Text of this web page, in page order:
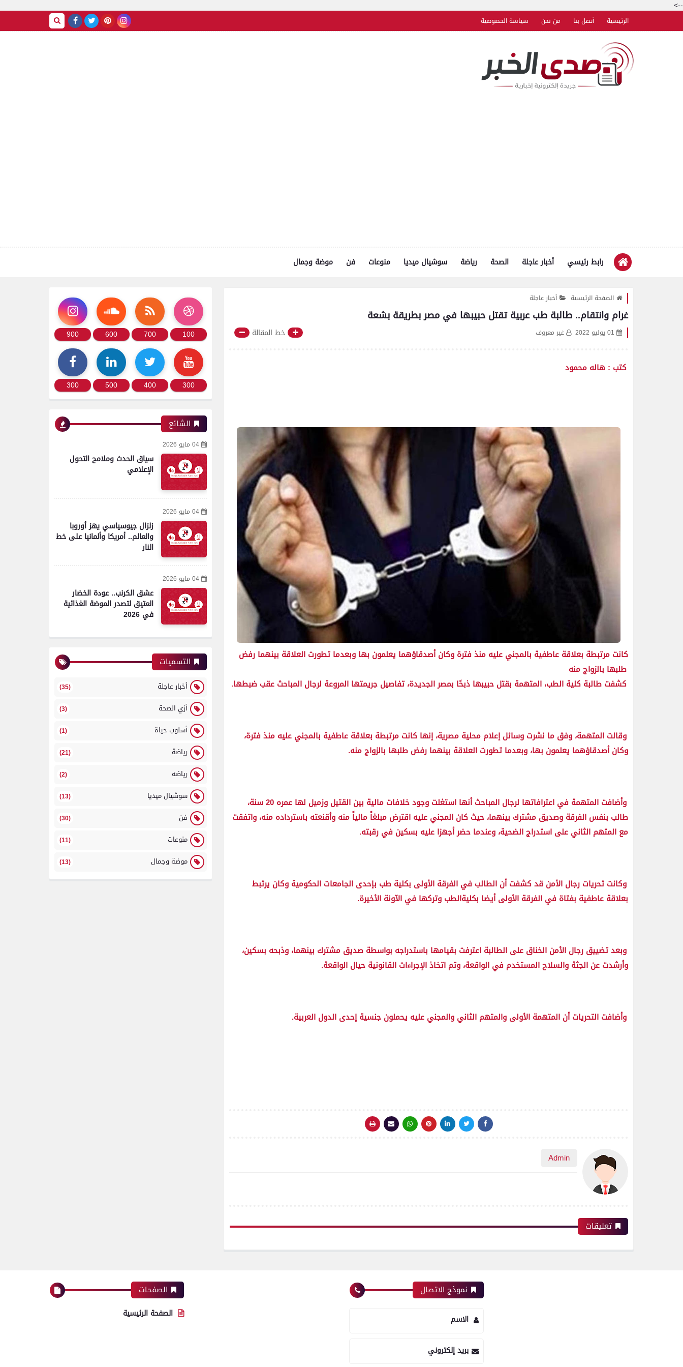
-->
الرئيسية أتصل بنا من نحن سياسة الخصوصية
رابط رئيسي أخبار عاجلة الصحة رياضة سوشيال ميديا منوعات فن موضة وجمال
الصفحة الرئيسية أخبار عاجلة
غرام وانتقام.. طالبة طب عربية تقتل حبيبها في مصر بطريقة بشعة
01 يوليو 2022 غير معروف خط المقالة
كتب : هاله محمود
كانت مرتبطة بعلاقة عاطفية بالمجني عليه منذ فترة وكان أصدقاؤهما يعلمون بها وبعدما تطورت العلاقة بينهما رفض
طلبها بالزواج منه
كشفت طالبة كلية الطب، المتهمة بقتل حبيبها ذبحًا بمصر الجديدة، تفاصيل جريمتها المروعة لرجال المباحث عقب ضبطها.
وقالت المتهمة، وفق ما نشرت وسائل إعلام محلية مصرية، إنها كانت مرتبطة بعلاقة عاطفية بالمجني عليه منذ فترة،
وكان أصدقاؤهما يعلمون بها، وبعدما تطورت العلاقة بينهما رفض طلبها بالزواج منه.
وأضافت المتهمة في اعترافاتها لرجال المباحث أنها استغلت وجود خلافات مالية بين القتيل وزميل لها عمره 20 سنة،
طالب بنفس الفرقة وصديق مشترك بينهما، حيث كان المجني عليه اقترض مبلغاً مالياً منه وأقنعته باسترداده منه، واتفقت
مع المتهم الثاني على استدراج الضحية، وعندما حضر أجهزا عليه بسكين في رقبته.
وكانت تحريات رجال الأمن قد كشفت أن الطالب في الفرقة الأولى بكلية طب بإحدى الجامعات الحكومية وكان يرتبط
بعلاقة عاطفية بفتاة في الفرقة الأولى أيضا بكليةالطب وتركها في الآونة الأخيرة.
وبعد تضييق رجال الأمن الخناق على الطالبة اعترفت بقيامها باستدراجه بواسطة صديق مشترك بينهما، وذبحه بسكين،
وأرشدت عن الجثة والسلاح المستخدم في الواقعة، وتم اتخاذ الإجراءات القانونية حيال الواقعة.
وأضافت التحريات أن المتهمة الأولى والمتهم الثاني والمجني عليه يحملون جنسية إحدى الدول العربية.
Admin
تعليقات
100
700
600
900
300
400
500
300
الشائع
04 مايو 2026
سياق الحدث وملامح التحول
الإعلامي
04 مايو 2026
زلزال جيوسياسي يهز أوروبا
والعالم.. أمريكا وألمانيا على خط
النار
04 مايو 2026
عشق الكرنب.. عودة الخضار
العتيق لتصدر الموضة الغذائية
في 2026
التسميات
أخبار عاجلة (35)
أزي الصحة (3)
أسلوب حياة (1)
رياضة (21)
رياضه (2)
سوشيال ميديا (13)
فن (30)
منوعات (11)
موضة وجمال (13)
نموذج الاتصال
الاسم
بريد إلكتروني
الصفحات
الصفحة الرئيسية